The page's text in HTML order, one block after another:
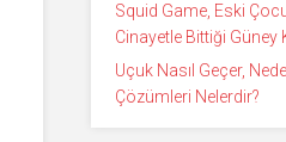
Squid Game, Eski
Cinayetle Bittiği Güney
Uçuk Nasıl Geçer,
Çözümleri Nelerdir?